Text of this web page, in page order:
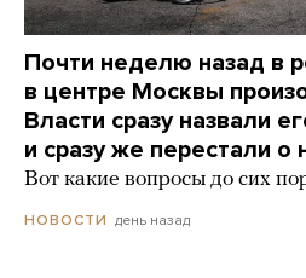
Почти неделю назад в
в центре Москвы
Власти сразу назвали
и сразу же перестали о
Вот какие вопросы до сих
НОВОСТИ день назад